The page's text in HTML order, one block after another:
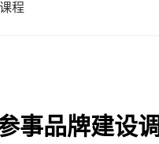
程
事品牌建设